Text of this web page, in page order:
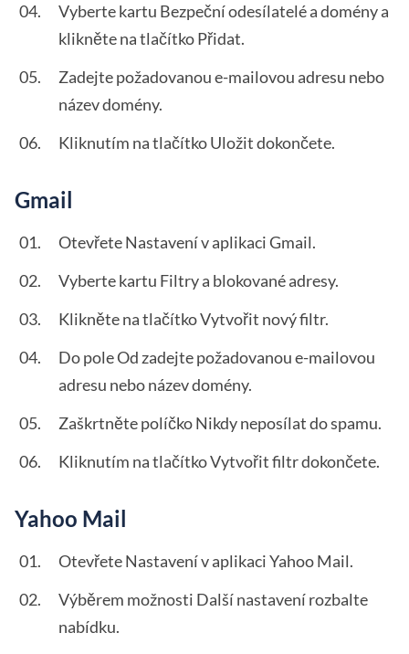
Vyberte kartu Bezpeční odesílatelé a domény a
klikněte na tlačítko Přidat.
Zadejte požadovanou e-mailovou adresu nebo
název domény.
Kliknutím na tlačítko Uložit dokončete.
Gmail
Otevřete Nastavení v aplikaci Gmail.
Vyberte kartu Filtry a blokované adresy.
Klikněte na tlačítko Vytvořit nový filtr.
Do pole Od zadejte požadovanou e-mailovou
adresu nebo název domény.
Zaškrtněte políčko Nikdy neposílat do spamu.
Kliknutím na tlačítko Vytvořit filtr dokončete.
Yahoo Mail
Otevřete Nastavení v aplikaci Yahoo Mail.
Výběrem možnosti Další nastavení rozbalte
nabídku.